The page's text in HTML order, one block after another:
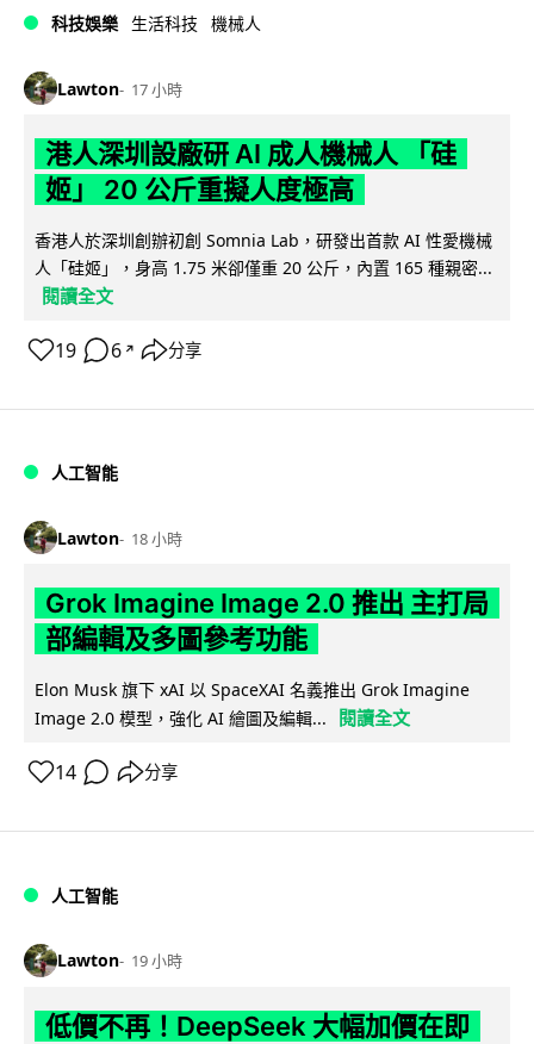
科技娛樂 生活科技 機械人
Lawton 17 小時
港人深圳設廠研 AI 成人機械人 「硅
姬」 20 公斤重擬人度極高
香港人於深圳創辦初創 Somnia Lab，研發出首款 AI 性愛機械
人「硅姬」，身高 1.75 米卻僅重 20 公斤，內置 165 種親密...
閱讀全文
19 6 ↗ 分享
人工智能
Lawton 18 小時
Grok Imagine Image 2.0 推出 主打局
部編輯及多圖參考功能
Elon Musk 旗下 xAI 以 SpaceXAI 名義推出 Grok Imagine
Image 2.0 模型，強化 AI 繪圖及編輯...
閱讀全文
14 分享
人工智能
Lawton 19 小時
低價不再！DeepSeek 大幅加價在即